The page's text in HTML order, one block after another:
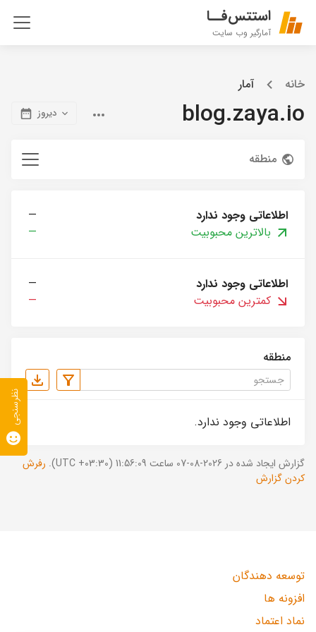
استتس‌فــا
آمارگیر وب سایت
خانه آمار
blog.zaya.io دیروز
منطقه
اطلاعاتی وجود ندارد
—
بالاترین محبوبیت
—
اطلاعاتی وجود ندارد
—
کمترین محبوبیت
—
منطقه
اطلاعاتی وجود ندارد.
گزارش ایجاد شده در 2026-08-07 ساعت 11:56:09 (UTC +03:30).
رفرش
کردن گزارش
توسعه دهندگان
افزونه ها
نماد اعتماد
نظرسنجی